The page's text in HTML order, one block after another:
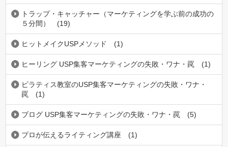
トラップ・キャッチャー（マーケティングを学ぶ前の成功の
５分間）
(19)
ヒットメイクUSPメソッド (1)
ヒーリング USP集客マーケティングの失敗・ワナ・罠 (1)
ピラティス教室のUSP集客マーケティングの失敗・ワナ・
罠
(1)
ブログ USP集客マーケティングの失敗・ワナ・罠 (5)
プロが伝えるライティング講座 (1)